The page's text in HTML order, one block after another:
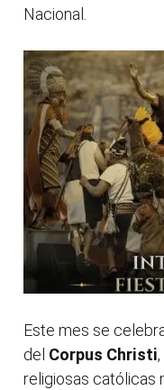
Nacional.
Este mes se
del Corpus Christi
religiosas católicas